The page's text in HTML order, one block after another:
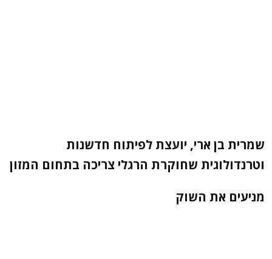
שמרית בן ארי, יועצת לפיתוח חדשנות
וטרנדולוגית שחוקרת הרגלי צריכה בתחום המזון
מניעים את השוק